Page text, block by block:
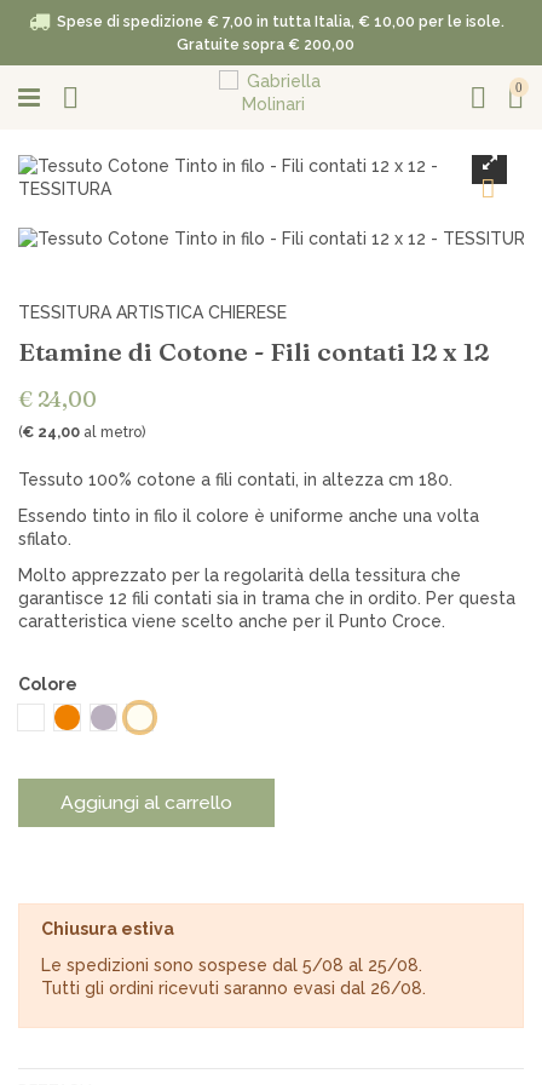
Spese di spedizione € 7,00 in tutta Italia, € 10,00 per le isole.
Gratuite sopra € 200,00
0
TESSITURA ARTISTICA CHIERESE
Etamine di Cotone - Fili contati 12 x 12
€ 24,00
(€ 24,00 al metro)
Tessuto 100% cotone a fili contati, in altezza cm 180.
Essendo tinto in filo il colore è uniforme anche una volta
sfilato.
Molto apprezzato per la regolarità della tessitura che
garantisce 12 fili contati sia in trama che in ordito. Per questa
caratteristica viene scelto anche per il Punto Croce.
Colore
BiancoArancioTortoraBianco latte
Aggiungi al carrello
Chiusura estiva
Le spedizioni sono sospese dal 5/08 al 25/08.
Tutti gli ordini ricevuti saranno evasi dal 26/08.